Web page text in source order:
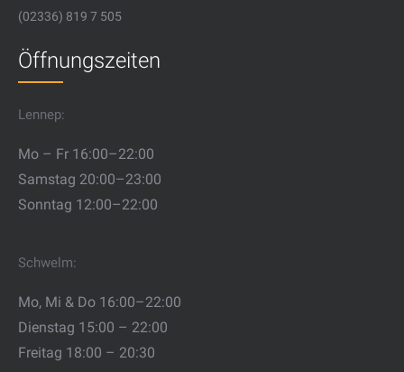
(02336) 819 7 505
Öffnungszeiten
Lennep:
Mo – Fr 16:00–22:00
Samstag 20:00–23:00
Sonntag 12:00–22:00
Schwelm:
Mo, Mi & Do 16:00–22:00
Dienstag 15:00 – 22:00
Freitag 18:00 – 20:30